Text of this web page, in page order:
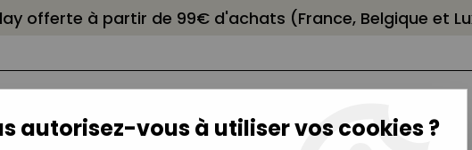
offerte à partir de 99€ d'achats (France, Belgique et
autorisez-vous à utiliser vos cookies ?